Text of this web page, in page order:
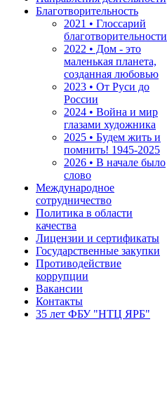
Благотворительность
2021 • Глоссарий
благотворительности
2022 • Дом - это
маленькая планета,
созданная любовью
2023 • От Руси до
России
2024 • Война и мир
глазами художника
2025 • Будем жить и
помнить! 1945-2025
2026 • В начале было
слово
Международное
сотрудничество
Политика в области
качества
Лицензии и сертификаты
Государственные закупки
Противодействие
коррупции
Вакансии
Контакты
35 лет ФБУ "НТЦ ЯРБ"